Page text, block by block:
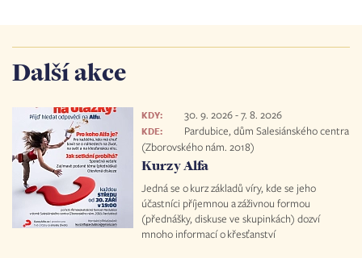
Další akce
KDY: 30. 9. 2026-7. 8. 2026
KDE:
Pardubice, dům Salesiánského centra
(Zborovského nám. 2018)
Kurzy Alfa
Jedná se o kurz základů víry, kde se jeho
účastníci příjemnou a záživnou formou
(přednášky, diskuse ve skupinkách) dozví
mnoho informací o křesťanství